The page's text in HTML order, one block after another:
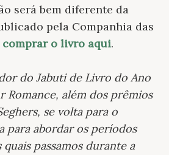
será bem diferente da
pela Companhia das
comprar o livro aqui.
do Jabuti de Livro do Ano
Romance, além dos prêmios
se volta para o
para abordar os períodos
passamos durante a